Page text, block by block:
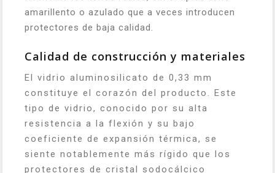
amarillento o azulado que a veces introducen
protectores de baja calidad.
Calidad de construcción y materiales
El vidrio aluminosilicato de 0,33 mm
constituye el corazón del producto. Este
tipo de vidrio, conocido por su alta
resistencia a la flexión y su bajo
coeficiente de expansión térmica, se
siente notablemente más rígido que los
protectores de cristal sodocálcico